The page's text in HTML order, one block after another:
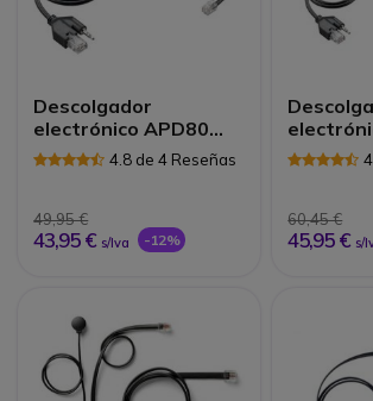
Descolgador
electrónico APD80
EHS
4.8 de 4 Reseñas
49,95 €
43,95 € s/Iva -12%
para
60,45 €
45,95 € s/